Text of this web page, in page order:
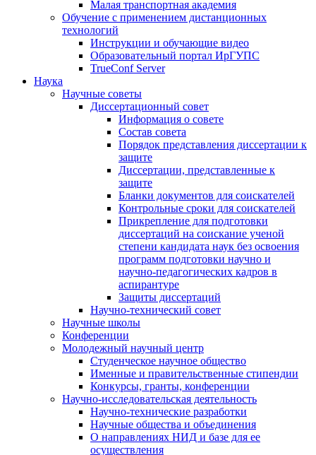
Малая транспортная академия
Обучение с применением дистанционных
технологий
Инструкции и обучающие видео
Образовательный портал ИрГУПС
TrueConf Server
Наука
Научные советы
Диссертационный совет
Информация о совете
Состав совета
Порядок представления диссертации к
защите
Диссертации, представленные к
защите
Бланки документов для соискателей
Контрольные сроки для соискателей
Прикрепление для подготовки
диссертаций на соискание ученой
степени кандидата наук без освоения
программ подготовки научно и
научно-педагогических кадров в
аспирантуре
Защиты диссертаций
Научно-технический совет
Научные школы
Конференции
Молодежный научный центр
Студенческое научное общество
Именные и правительственные стипендии
Конкурсы, гранты, конференции
Научно-исследовательская деятельность
Научно-технические разработки
Научные общества и объединения
О направлениях НИД и базе для ее
осуществления